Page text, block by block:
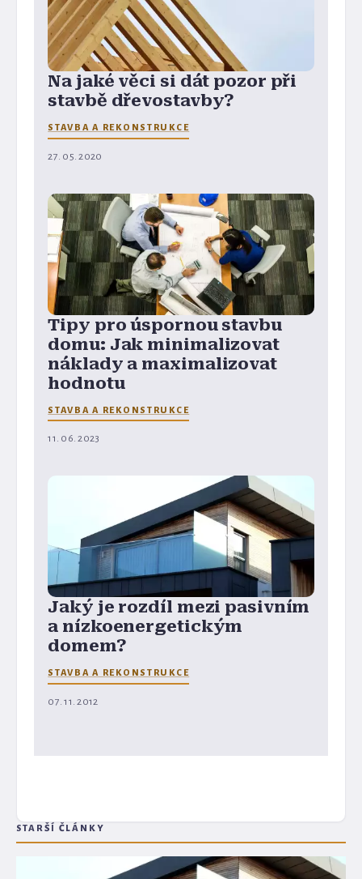
Na jaké věci si dát pozor při
stavbě dřevostavby?
STAVBA A REKONSTRUKCE
27. 05. 2020
Tipy pro úspornou stavbu
domu: Jak minimalizovat
náklady a maximalizovat
hodnotu
STAVBA A REKONSTRUKCE
11. 06. 2023
Jaký je rozdíl mezi pasivním
a nízkoenergetickým
domem?
STAVBA A REKONSTRUKCE
07. 11. 2012
STARŠÍ ČLÁNKY